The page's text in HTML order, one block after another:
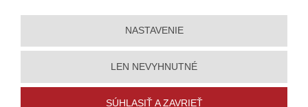
NASTAVENIE
LEN NEVYHNUTNÉ
SÚHLASIŤ A ZAVRIEŤ
Vyhlásenie o prístupnosti |Ochrana osobných údajov |Mapa stránky |